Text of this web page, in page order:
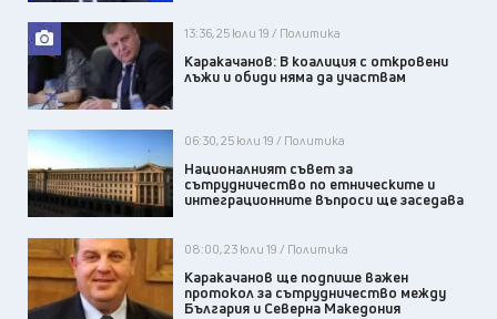
13:36, 25 юли 19 / Политика
Каракачанов: В коалиция с откровени
лъжи и обиди няма да участвам
06:30, 25 юли 19 / Политика
Националният съвет за
сътрудничество по етническите и
интеграционните въпроси ще заседава
08:00, 23 юли 19 / Политика
Каракачанов ще подпише важен
протокол за сътрудничество между
България и Северна Македония